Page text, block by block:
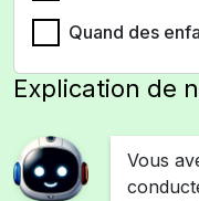
Quand des
Explication de
Vous